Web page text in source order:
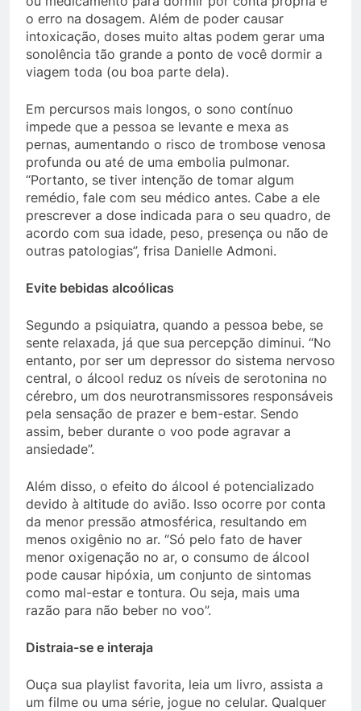
o erro na dosagem. Além de poder causar
intoxicação, doses muito altas podem gerar uma
sonolência tão grande a ponto de você dormir a
viagem toda (ou boa parte dela).
Em percursos mais longos, o sono contínuo
impede que a pessoa se levante e mexa as
pernas, aumentando o risco de trombose venosa
profunda ou até de uma embolia pulmonar.
“Portanto, se tiver intenção de tomar algum
remédio, fale com seu médico antes. Cabe a ele
prescrever a dose indicada para o seu quadro, de
acordo com sua idade, peso, presença ou não de
outras patologias”, frisa Danielle Admoni.
Evite bebidas alcoólicas
Segundo a psiquiatra, quando a pessoa bebe, se
sente relaxada, já que sua percepção diminui. “No
entanto, por ser um depressor do sistema nervoso
central, o álcool reduz os níveis de serotonina no
cérebro, um dos neurotransmissores responsáveis
pela sensação de prazer e bem-estar. Sendo
assim, beber durante o voo pode agravar a
ansiedade”.
Além disso, o efeito do álcool é potencializado
devido à altitude do avião. Isso ocorre por conta
da menor pressão atmosférica, resultando em
menos oxigênio no ar. “Só pelo fato de haver
menor oxigenação no ar, o consumo de álcool
pode causar hipóxia, um conjunto de sintomas
como mal-estar e tontura. Ou seja, mais uma
razão para não beber no voo”.
Distraia-se e interaja
Ouça sua playlist favorita, leia um livro, assista a
um filme ou uma série, jogue no celular. Qualquer